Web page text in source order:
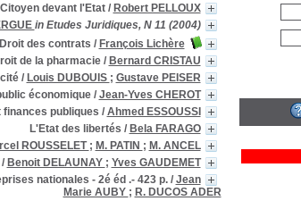
Citoyen devant l'Etat/ Robert PELLOUX
in Etudes Juridiques, N 11 (2004)
Droit des contrats / François Lichère
de la pharmacie/ Bernard CRISTAU
/ Louis DUBOUIS ; Gustave PEISER
économique/ Jean-Yves CHEROT
publiques / Ahmed ESSOUSSI
L'Etat des libertés / Bela FARAGO
ROUSSELET ; M. PATIN ; M. ANCEL
Benoit DELAUNAY ; Yves GAUDEMET
nationales - 2é éd .- 423 p./ Jean
Marie AUBY ; R. DUCOS ADER